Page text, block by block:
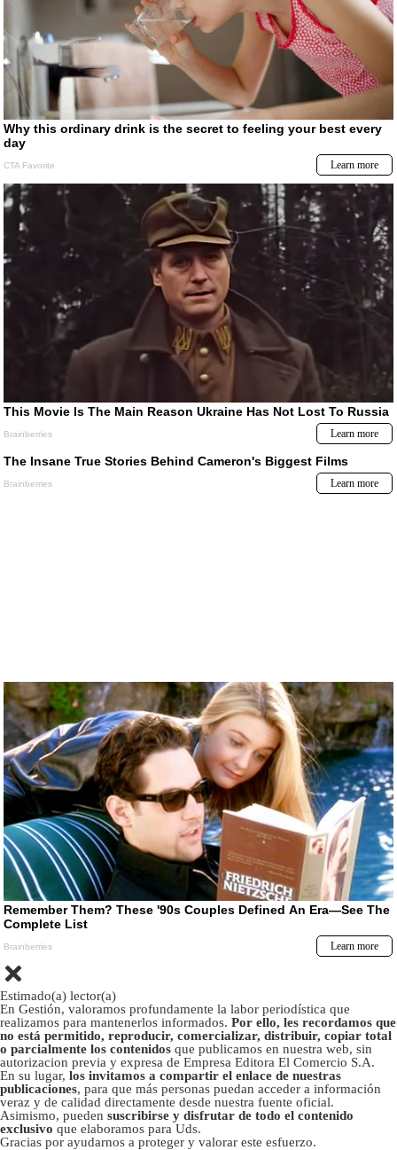
Estimado(a) lector(a)
En Gestión, valoramos profundamente la labor periodística que
realizamos para mantenerlos informados. Por ello, les recordamos que
no está permitido, reproducir, comercializar, distribuir, copiar total
o parcialmente los contenidos que publicamos en nuestra web, sin
autorizacion previa y expresa de Empresa Editora El Comercio S.A.
En su lugar, los invitamos a compartir el enlace de nuestras
publicaciones, para que más personas puedan acceder a información
veraz y de calidad directamente desde nuestra fuente oficial.
Asimismo, pueden suscribirse y disfrutar de todo el contenido
exclusivo que elaboramos para Uds.
Gracias por ayudarnos a proteger y valorar este esfuerzo.